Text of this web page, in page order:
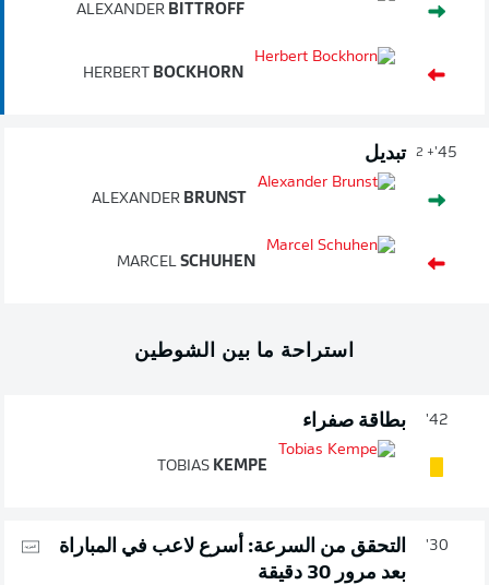
ALEXANDER BITTROFF
HERBERT BOCKHORN
45'
+ 2 تبديل
ALEXANDER BRUNST
MARCEL SCHUHEN
استراحة ما بين الشوطين
42' بطاقة صفراء
TOBIAS KEMPE
30'
التحقق من السرعة: أسرع لاعب في المباراة
بعد مرور 30 دقيقة